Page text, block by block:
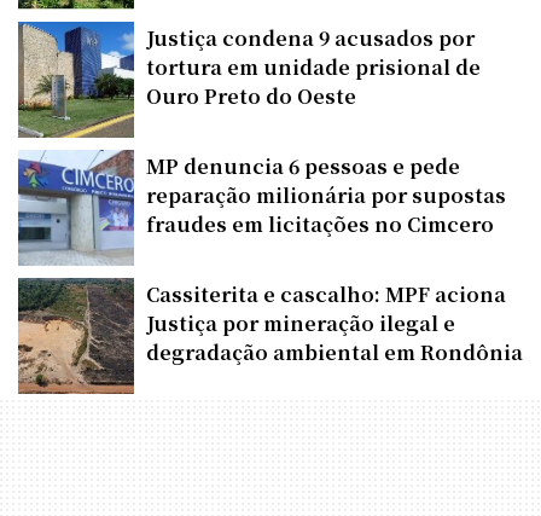
Justiça condena 9 acusados por
tortura em unidade prisional de
Ouro Preto do Oeste
MP denuncia 6 pessoas e pede
reparação milionária por supostas
fraudes em licitações no Cimcero
Cassiterita e cascalho: MPF aciona
Justiça por mineração ilegal e
degradação ambiental em Rondônia